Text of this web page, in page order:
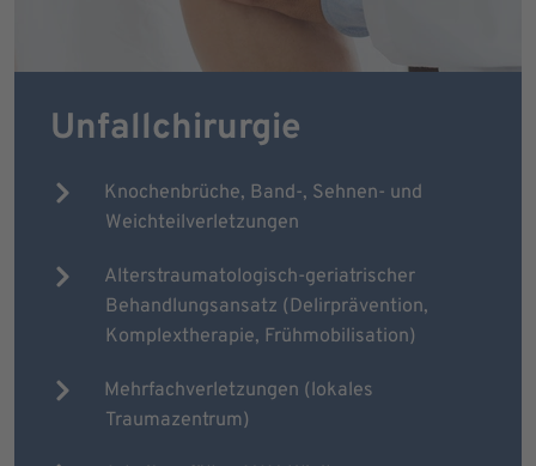
Unfallchirurgie
Knochenbrüche, Band-, Sehnen- und
Weichteilverletzungen
Alterstraumatologisch-geriatrischer
Behandlungsansatz (Delirprävention,
Komplextherapie, Frühmobilisation)
Mehrfachverletzungen (lokales
Traumazentrum)